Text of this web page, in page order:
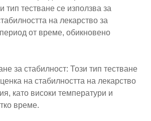
тип тестване се използва за
на лекарство за
от време, обикновено
за стабилност: Този тип тестване
на стабилността на лекарство
като високи температури и
време.